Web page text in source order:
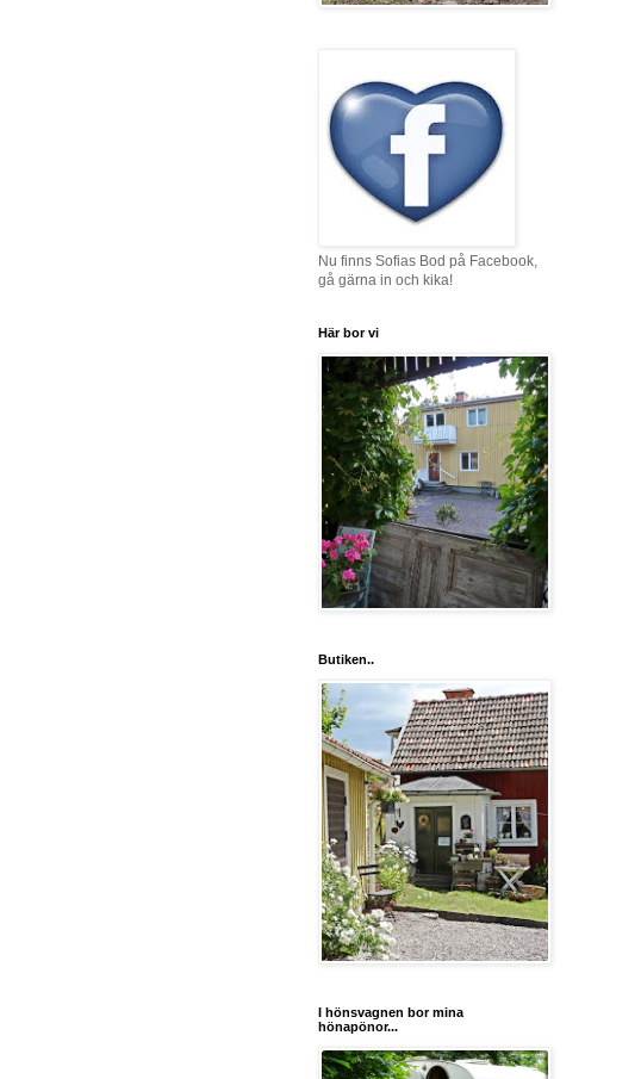
Nu finns Sofias Bod på Facebook,
gå gärna in och kika!
Här bor vi
Butiken..
I hönsvagnen bor mina
hönapönor...